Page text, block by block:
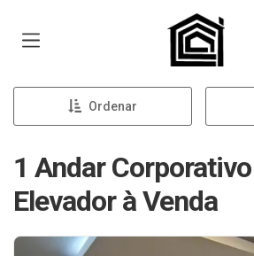
Página
Ordenar
1 Andar
Elevador à Venda